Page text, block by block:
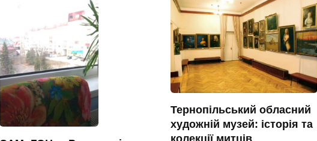
Тернопільський обласний
художній музей: історія та